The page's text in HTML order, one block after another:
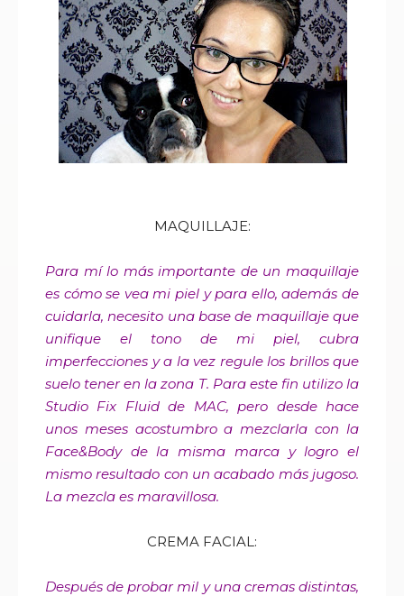
MAQUILLAJE:
Para mí lo más importante de un maquillaje
es cómo se vea mi piel y para ello, además de
cuidarla, necesito una base de maquillaje que
unifique el tono de mi piel, cubra
imperfecciones y a la vez regule los brillos que
suelo tener en la zona T. Para este fin utilizo la
Studio Fix Fluid de MAC, pero desde hace
unos meses acostumbro a mezclarla con la
Face&Body de la misma marca y logro el
mismo resultado con un acabado más jugoso.
La mezcla es maravillosa.
CREMA FACIAL:
Después de probar mil y una cremas distintas,